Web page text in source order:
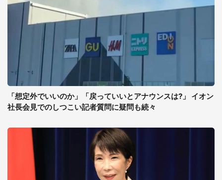
「想定外でいいのか」「戻っていいとアナウンスは?」 イオン
社長会見でのしつこい記者質問に疑問も続々